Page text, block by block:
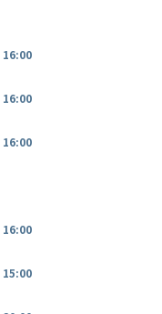
16:00
16:00
16:00
16:00
15:00